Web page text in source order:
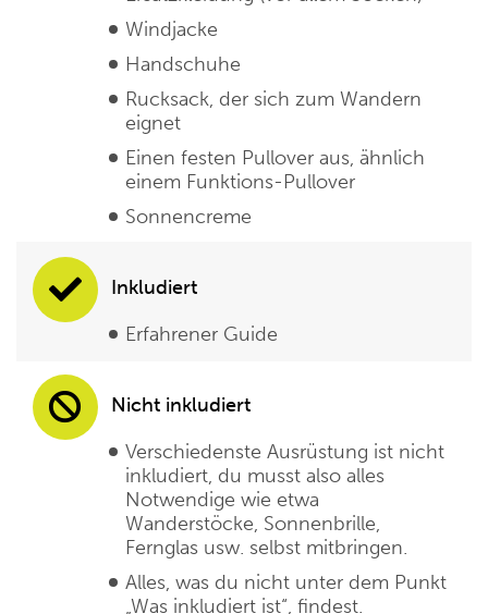
Windjacke
Handschuhe
Rucksack, der sich zum Wandern
eignet
Einen festen Pullover aus, ähnlich
einem Funktions-Pullover
Sonnencreme
Inkludiert
Erfahrener Guide
Nicht inkludiert
Verschiedenste Ausrüstung ist nicht
inkludiert, du musst also alles
Notwendige wie etwa
Wanderstöcke, Sonnenbrille,
Fernglas usw. selbst mitbringen.
Alles, was du nicht unter dem Punkt
„Was inkludiert ist“, findest.